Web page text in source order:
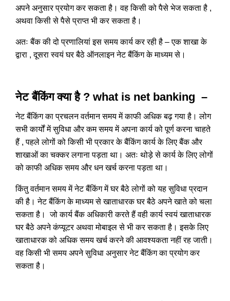
अपने अनुसार प्रयोग कर सकता है। वह किसी को पैसे भेज सकता है ,
अथवा किसी से पैसे प्राप्त भी कर सकता है।
अतः बैंक की दो प्रणालियां इस समय कार्य कर रही है – एक शाखा के
द्वारा , दूसरा स्वयं घर बैठे ऑनलाइन नेट बैंकिंग के माध्यम से।
नेट बैंकिंग क्या है ? what is net banking –
नेट बैंकिंग का प्रचलन वर्तमान समय में काफी अधिक बढ़ गया है। लोग
सभी कार्यों में सुविधा और कम समय में अपना कार्य को पूर्ण करना चाहते
हैं , पहले लोगों को किसी भी प्रकार के बैंकिंग कार्य के लिए बैंक और
शाखाओं का चक्कर लगाना पड़ता था। अतः थोड़े से कार्य के लिए लोगों
को काफी अधिक समय और धन खर्च करना पड़ता था।
किंतु वर्तमान समय में नेट बैंकिंग में घर बैठे लोगों को यह सुविधा प्रदान
की है। नेट बैंकिंग के माध्यम से खाताधारक घर बैठे अपने खाते को चला
सकता है। जो कार्य बैंक अधिकारी करते हैं वही कार्य स्वयं खाताधारक
घर बैठे अपने कंप्यूटर अथवा मोबाइल से भी कर सकता है। इसके लिए
खाताधारक को अधिक समय खर्च करने की आवश्यकता नहीं रह जाती।
वह किसी भी समय अपने सुविधा अनुसार नेट बैंकिंग का प्रयोग कर
सकता है।